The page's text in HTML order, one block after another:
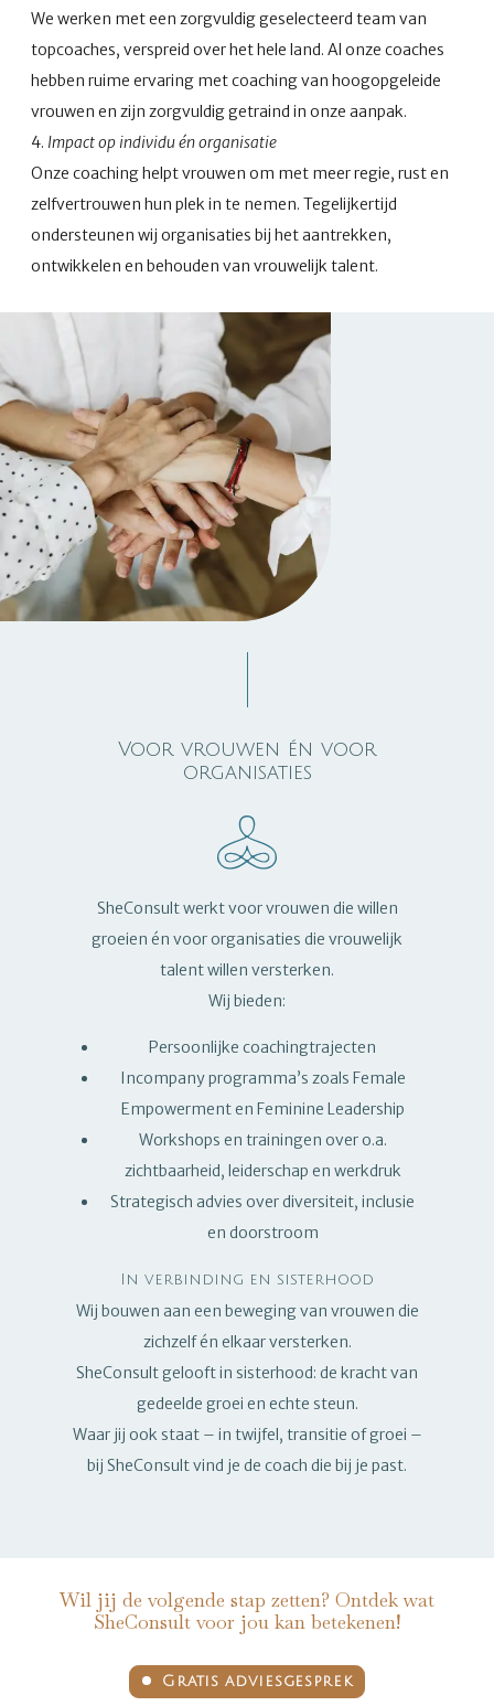
We werken met een zorgvuldig geselecteerd team van
topcoaches, verspreid over het hele land. Al onze coaches
hebben ruime ervaring met coaching van hoogopgeleide
vrouwen en zijn zorgvuldig getraind in onze aanpak.
4. Impact op individu én organisatie
Onze coaching helpt vrouwen om met meer regie, rust en
zelfvertrouwen hun plek in te nemen. Tegelijkertijd
ondersteunen wij organisaties bij het aantrekken,
ontwikkelen en behouden van vrouwelijk talent.
Voor vrouwen én voor
organisaties
SheConsult werkt voor vrouwen die willen
groeien én voor organisaties die vrouwelijk
talent willen versterken.
Wij bieden:
Persoonlijke coachingtrajecten
Incompany programma’s zoals Female
Empowerment en Feminine Leadership
Workshops en trainingen over o.a.
zichtbaarheid, leiderschap en werkdruk
Strategisch advies over diversiteit, inclusie
en doorstroom
In verbinding en sisterhood
Wij bouwen aan een beweging van vrouwen die
zichzelf én elkaar versterken.
SheConsult gelooft in sisterhood: de kracht van
gedeelde groei en echte steun.
Waar jij ook staat – in twijfel, transitie of groei –
bij SheConsult vind je de coach die bij je past.
Wil jij de volgende stap zetten? Ontdek wat
SheConsult voor jou kan betekenen!
Gratis adviesgesprek